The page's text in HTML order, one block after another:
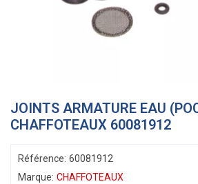
JOINTS ARMATURE EAU
CHAFFOTEAUX 60081912
Référence: 60081912
Marque: CHAFFOTEAUX